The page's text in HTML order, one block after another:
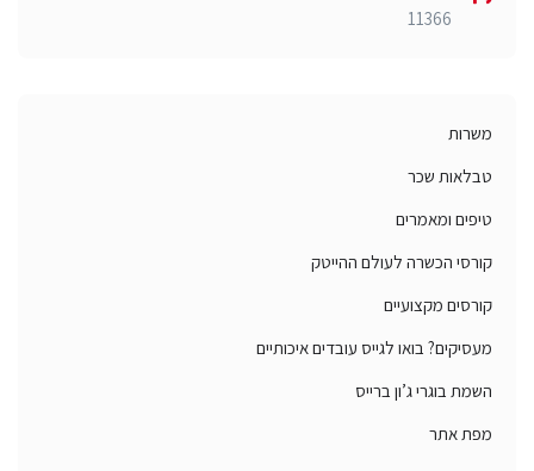
11366
משרות
טבלאות שכר
טיפים ומאמרים
קורסי הכשרה לעולם ההייטק
קורסים מקצועיים
מעסיקים? בואו לגייס עובדים איכותיים
השמת בוגרי ג’ון ברייס
מפת אתר